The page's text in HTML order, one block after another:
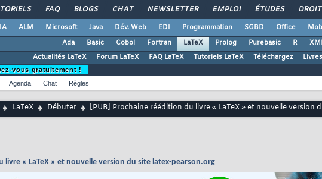
FAQ BLOGS CHAT NEWSLETTER EMPLOI ÉTUDES DROIT
IA ALM Microsoft Java Dév. Web EDI Programmation SGBD Office
Ada
Basic Cobol Fortran LaTeX Prolog Purebasic R
Actualités LaTeX
Forum LaTeX FAQ LaTeX Tutoriels LaTeX Téléchargez
vous gratuitement !
Agenda Chat Règles
LaTeX Débuter [PUB] Prochaine réédition du livre « LaTeX » et nouvelle version
livre « LaTeX » et nouvelle version du site latex-pearson.org